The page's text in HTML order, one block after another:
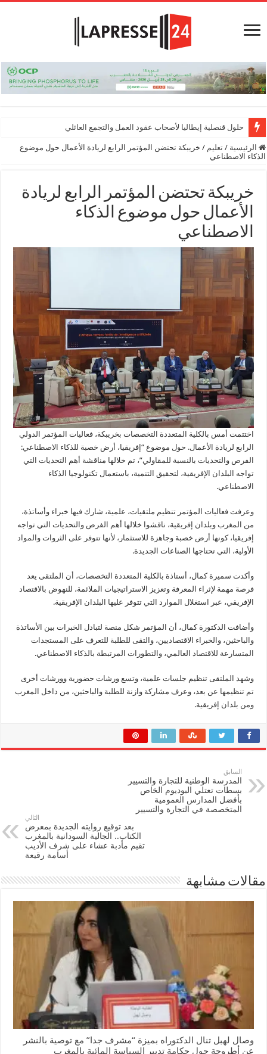
حلول قنصلية إيطاليا لأصحاب عقود العمل والتجمع العائلي
الرئيسية / تعليم / خريبكة تحتضن المؤتمر الرابع لريادة الأعمال حول موضوع
الذكاء الاصطناعي
خريبكة تحتضن المؤتمر الرابع لريادة
الأعمال حول موضوع الذكاء
الاصطناعي
اختتمت أمس بالكلية المتعددة التخصصات بخريبكة، فعاليات المؤتمر الدولي
الرابع لريادة الأعمال. حول موضوع “إفريقيا، أرض خصبة للذكاء الاصطناعي:
الفرص والتحديات بالنسبة للمقاولي”، تم خلالها مناقشة أهم التحديات التي
تواجه البلدان الإفريقية، لتحقيق التنمية، باستعمال تكنولوجيا الذكاء
الاصطناعي.
وعرفت فعاليات المؤتمر تنظيم ملتقيات، علمية، شارك فيها خبراء وأساتذة،
من المغرب وبلدان إفريقية، ناقشوا خلالها أهم الفرص والتحديات التي تواجه
إفريقيا، كونها أرض خصبة وجاهزة للاستثمار، لأنها تتوفر على الثروات والمواد
الأولية، التي تحتاجها الصناعات الجديدة.
وأكدت سميرة كمال، أستاذة بالكلية المتعددة التخصصات، أن الملتقى يعد
فرصة مهمة لإثراء المعرفة وتعزيز الاستراتيجيات الملائمة، للنهوض بالاقتصاد
الإفريقي، عبر استغلال الموارد التي تتوفر عليها البلدان الإفريقية.
وأضافت الدكتورة كمال، أن المؤتمر شكل منصة لتبادل الخبرات بين الأساتذة
والباحثين، والخبراء الاقتصاديين، والتقى للطلبة للتعرف على المستجدات
المتسارعة للاقتصاد العالمي، والتطورات المرتبطة بالذكاء الاصطناعي.
وشهد الملتقى تنظيم جلسات علمية، وتسع ورشات حضورية وورشات أخرى
تم تنظيمها عن بعد، وعرف مشاركة وازنة للطلبة والباحثين، من داخل المغرب
ومن بلدان إفريقية.
السابق
المدرسة الوطنية للتجارة والتسيير
بسطات تعتلي البوديوم الخاص
بأفضل المدارس العمومية
المتخصصة في التجارة والتسيير
التالي
بعد توقيع روايته الجديدة بمعرض
الكتاب.. الجالية السودانية بالمغرب
تقيم مأدبة عشاء على شرف الأديب
أسامة رقيعة
مقالات مشابهة
وصال لهبل تنال الدكتوراه بميزة “مشرف جدا” مع توصية بالنشر
عن أطروحة حول حكامة تدبير السياسة المائية بالمغرب